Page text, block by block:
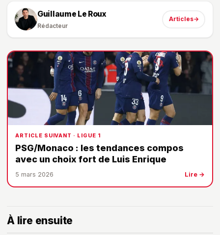
Guillaume Le Roux
Rédacteur
Articles→
ARTICLE SUIVANT · LIGUE 1
PSG/Monaco : les tendances compos
avec un choix fort de Luis Enrique
5 mars 2026 Lire →
À lire ensuite